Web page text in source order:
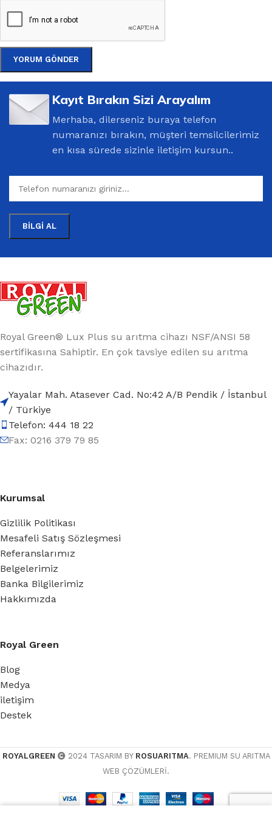
Kayıt Bırakın Sizi Arayalım
Merhaba, dilerseniz buraya telefon
numaranızı bırakın, müşteri temsilcilerimiz
en kısa sürede sizinle iletişim kursun..
Royal Green® Lux Plus su arıtma cihazı NSF/ANSI 58
sertifikasına Sahiptir. En çok tavsiye edilen su arıtma
cihazıdır.
Yayalar Mah. Atasever Cad. No:42 A/B Pendik / İstanbul
/ Türkiye
Telefon: 444 18 22
Fax: 0216 379 79 85
Kurumsal
Gizlilik Politikası
Mesafeli Satış Sözleşmesi
Referanslarımız
Belgelerimiz
Banka Bilgilerimiz
Hakkımızda
Royal Green
Blog
Medya
iletişim
Destek
ROYALGREEN 2024 TASARIM BY ROSUARITMA. PREMIUM SU ARITMA
WEB ÇÖZÜMLERİ.